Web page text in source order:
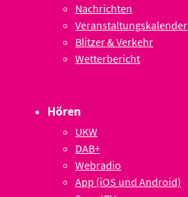
Nachrichten
Veranstaltungskalender
Blitzer & Verkehr
Wetterbericht
Hören
UKW
DAB+
Webradio
App (iOS und Android)